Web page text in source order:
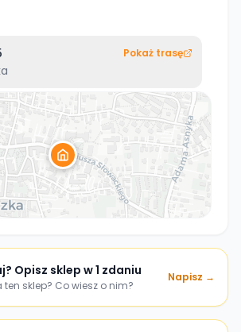
Pokaż trasę
Opisz sklep w 1 zdaniu
ten sklep? Co wiesz o nim?
Napisz →